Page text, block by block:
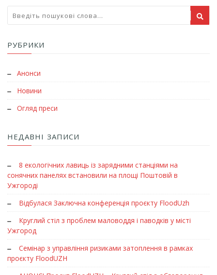
РУБРИКИ
Анонси
Новини
Огляд преси
НЕДАВНІ ЗАПИСИ
8 екологічних лавиць із зарядними станціями на
сонячних панелях встановили на площі Поштовій в
Ужгороді
Відбулася Заключна конференція проєкту FloodUzh
Круглий стіл з проблем маловоддя і паводків у місті
Ужгород
Семінар з управління ризиками затоплення в рамках
проєкту FloodUZH